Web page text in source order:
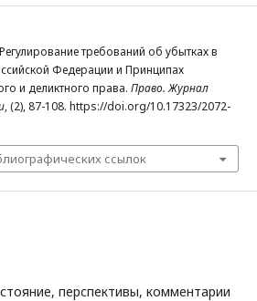
требований об убытках в
Федерации и Принципах
и деликтного права. Право. Журнал
, (2), 87-108. https://doi.org/10.17323/2072-
ссылок
перспективы, комментарии